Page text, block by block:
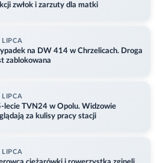
zwłok i zarzuty dla matki
LIPCA
na DW 414 w Chrzelicach. Droga
zablokowana
LIPCA
lecie TVN24 w Opolu. Widzowie
za kulisy pracy stacji
LIPCA